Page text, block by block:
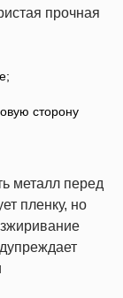
прочная
сторону
металл перед
пленку, но